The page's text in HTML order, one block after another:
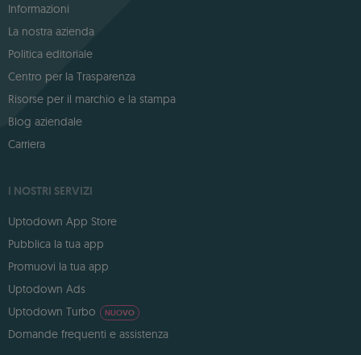
Informazioni
La nostra azienda
Politica editoriale
Centro per la Trasparenza
Risorse per il marchio e la stampa
Blog aziendale
Carriera
I NOSTRI SERVIZI
Uptodown App Store
Pubblica la tua app
Promuovi la tua app
Uptodown Ads
Uptodown Turbo
NUOVO
Domande frequenti e assistenza